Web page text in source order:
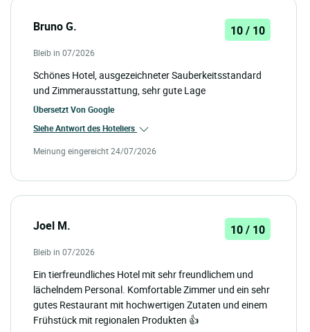
Bruno G. 10 / 10
Bleib in 07/2026
Schönes Hotel, ausgezeichneter Sauberkeitsstandard
und Zimmerausstattung, sehr gute Lage
Übersetzt Von Google
Siehe Antwort des Hoteliers
Meinung eingereicht 24/07/2026
Joel M. 10 / 10
Bleib in 07/2026
Ein tierfreundliches Hotel mit sehr freundlichem und
lächelndem Personal. Komfortable Zimmer und ein sehr
gutes Restaurant mit hochwertigen Zutaten und einem
Frühstück mit regionalen Produkten 👍